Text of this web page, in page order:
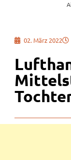
02. März 2022